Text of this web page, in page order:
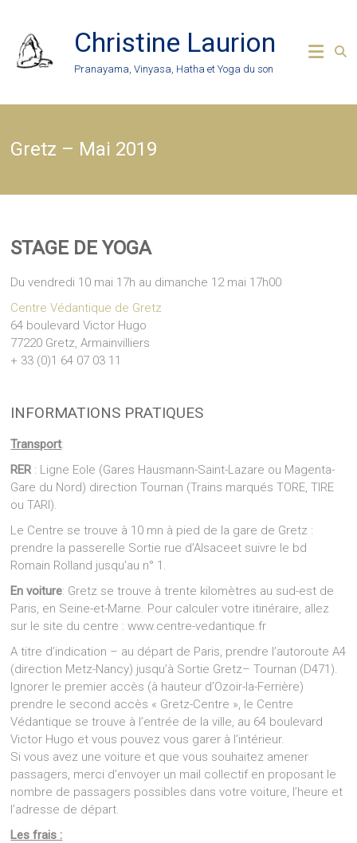
content
Christine Laurion
Pranayama, Vinyasa, Hatha et Yoga du son
Gretz – Mai 2019
STAGE DE YOGA
Du vendredi 10 mai 17h au dimanche 12 mai 17h00
Centre Védantique de Gretz
64 boulevard Victor Hugo
77220 Gretz, Armainvilliers
+ 33 (0)1 64 07 03 11
INFORMATIONS PRATIQUES
Transport:
RER : Ligne Eole (Gares Hausmann-Saint-Lazare ou Magenta-
Gare du Nord) direction Tournan (Trains marqués TORE, TIRE
ou TARI).
Le Centre se trouve à 10 mn à pied de la gare de Gretz :
prendre la passerelle Sortie rue d’Alsaceet suivre le bd
Romain Rolland jusqu’au n° 1.
En voiture: Gretz se trouve à trente kilomètres au sud-est de
Paris, en Seine-et-Marne. Pour calculer votre itinéraire, allez
sur le site du centre : www.centre-vedantique.fr
A titre d’indication – au départ de Paris, prendre l’autoroute A4
(direction Metz-Nancy) jusqu’à Sortie Gretz– Tournan (D471).
Ignorer le premier accès (à hauteur d’Ozoir-la-Ferrière)
prendre le second accès « Gretz-Centre », le Centre
Védantique se trouve à l’entrée de la ville, au 64 boulevard
Victor Hugo et vous pouvez vous garer à l’intérieur.
Si vous avez une voiture et que vous souhaitez amener
passagers, merci d’envoyer un mail collectif en proposant le
nombre de passagers possibles dans votre voiture, l’heure et
l’adresse de départ.
Les frais :